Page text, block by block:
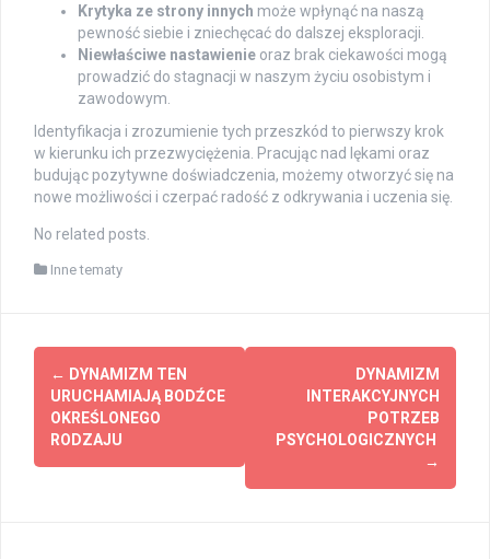
Krytyka ze strony innych może wpłynąć na naszą
pewność siebie i zniechęcać do dalszej eksploracji.
Niewłaściwe nastawienie oraz brak ciekawości mogą
prowadzić do stagnacji w naszym życiu osobistym i
zawodowym.
Identyfikacja i zrozumienie tych przeszkód to pierwszy krok
w kierunku ich przezwyciężenia. Pracując nad lękami oraz
budując pozytywne doświadczenia, możemy otworzyć się na
nowe możliwości i czerpać radość z odkrywania i uczenia się.
No related posts.
Inne tematy
Post
navigation
← DYNAMIZM TEN
URUCHAMIAJĄ BODŹCE
OKREŚLONEGO
RODZAJU
DYNAMIZM
INTERAKCYJNYCH
POTRZEB
PSYCHOLOGICZNYCH
→